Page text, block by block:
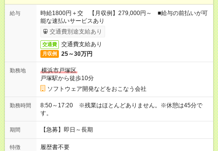
給与
時給1800円＋交 【月収例】279,000円～ ■給与の前払いが可
能な速払いサービスあり
交通費別途支給あり
交通費 交通費支給あり
月収例 25～30万円
勤務地
横浜市戸塚区
戸塚駅から徒歩10分
ソフトウェア開発などをおこなう会社
勤務時間
8:50～17:20 ※残業はほとんどありません。※休憩は45分で
す。
期間 【急募】即日～長期
特徴 履歴書不要